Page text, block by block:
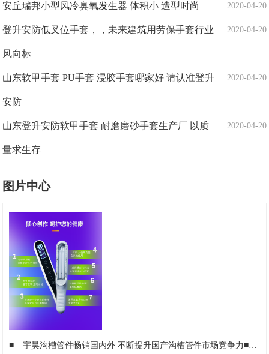
2020-04-20
安丘瑞邦小型风冷臭氧发生器 体积小 造型时尚
2020-04-20
登升安防低叉位手套，，未来建筑用劳保手套行业
风向标
2020-04-20
山东软甲手套 PU手套 浸胶手套哪家好 请认准登升
安防
2020-04-20
山东登升安防软甲手套 耐磨磨砂手套生产厂 以质
量求生存
图片中心
■ 宇昊沟槽管件畅销国内外 不断提升国产沟槽管件市场竞争力■